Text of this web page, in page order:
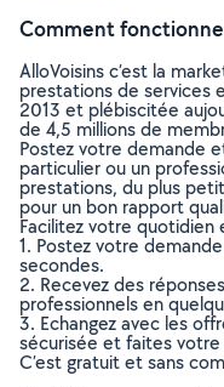
Comment fonctionne
AlloVoisins c’est la
prestations de services
2013 et plébiscitée
de 4,5 millions de
Postez votre demande
particulier ou un
prestations, du plus
pour un bon rapport
Facilitez votre quotidien
1. Postez votre
secondes.
2. Recevez des
professionnels en
3. Echangez avec les
sécurisée et faites votre
C’est gratuit et sans